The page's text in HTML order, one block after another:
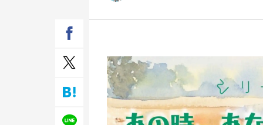
が生産されてます【7／31～1／31】
ラ